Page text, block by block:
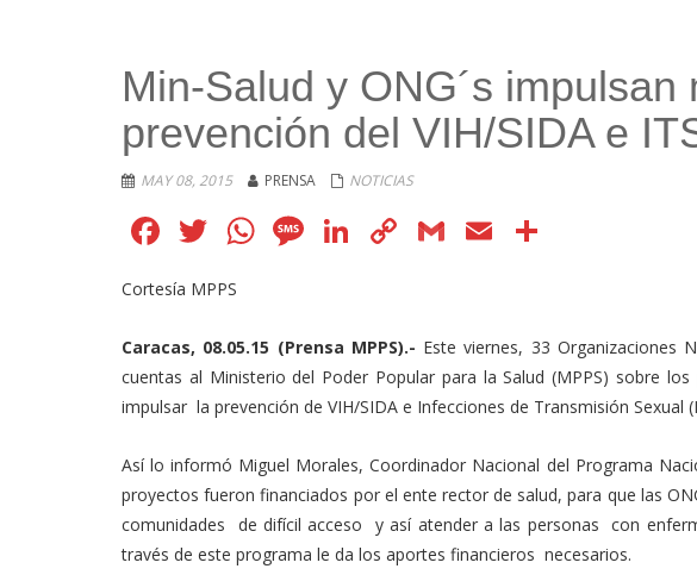
Min-Salud y ONG´s impulsan
prevención del VIH/SIDA e
MAY 08, 2015 PRENSA NOTICIAS
Facebook
Twitter
WhatsApp
Message
LinkedIn
CopyGmailEmail
Cortesía MPPS
Caracas, 08.05.15 (Prensa MPPS).- Este viernes, 33 Organizaciones
cuentas al Ministerio del Poder Popular para la Salud (MPPS) sobre
impulsar la prevención de VIH/SIDA e Infecciones de Transmisión Sexual
Así lo informó Miguel Morales, Coordinador Nacional del Programa
proyectos fueron financiados por el ente rector de salud, para que las
comunidades de difícil acceso y así atender a las personas con
través de este programa le da los aportes financieros necesarios.